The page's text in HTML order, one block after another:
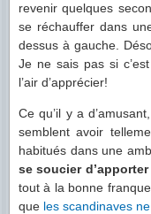
revenir quelques
se réchauffer dans
dessus à gauche.
Je ne sais pas si
l’air d’apprécier!
Ce qu’il y a
semblent avoir
habitués dans une
se soucier
tout à la bonne
que les scandinaves